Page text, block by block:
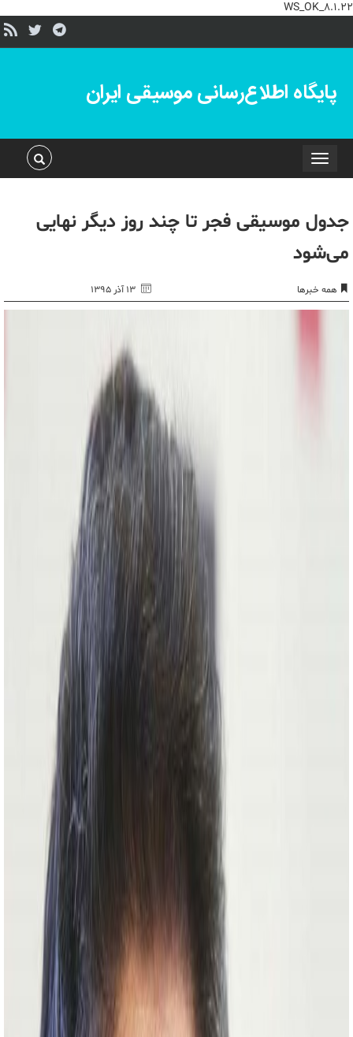
WS_OK_8.1.22
پایگاه اطلاع‌رسانی موسیقی ایران
Toggle
navigation
جدول موسیقی فجر تا چند روز دیگر نهایی
می‌شود
همه خبرها ۱۳ آذر ۱۳۹۵